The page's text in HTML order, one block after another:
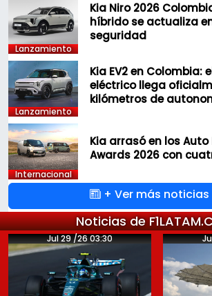
Lanzamiento
Kia Niro 2026
híbrido se actualiza
seguridad
Lanzamiento
Kia EV2 en Colombia:
eléctrico llega
kilómetros de
Internacional
Kia arrasó en los Auto
Awards 2026 con
+ Ver más noticias
Noticias de
Jul 29 /26 03:30